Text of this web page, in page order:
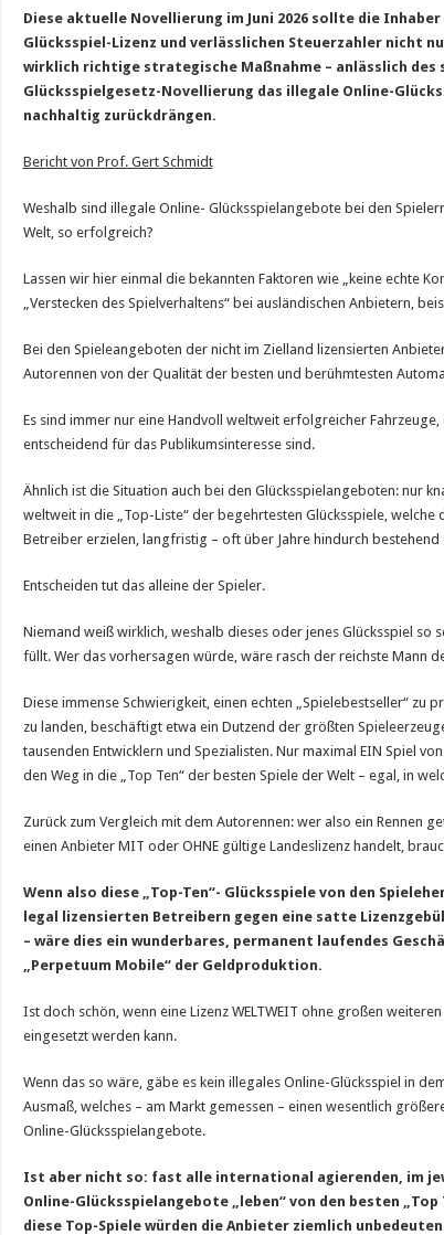
Diese aktuelle Novellierung im Juni 2026 sollte die
Glücksspiel-Lizenz und verlässlichen Steuerzahler nicht
wirklich richtige strategische Maßnahme – anlässlich des
Glücksspielgesetz-Novellierung das illegale Online-
nachhaltig zurückdrängen.
Bericht von Prof. Gert Schmidt
Weshalb sind illegale Online- Glücksspielangebote bei den
Welt, so erfolgreich?
Lassen wir hier einmal die bekannten Faktoren wie „keine echte
„Verstecken des Spielverhaltens“ bei ausländischen Anbietern,
Bei den Spieleangeboten der nicht im Zielland lizensierten
Autorennen von der Qualität der besten und berühmtesten
Es sind immer nur eine Handvoll weltweit erfolgreicher Fahrzeuge,
entscheidend für das Publikumsinteresse sind.
Ähnlich ist die Situation auch bei den Glücksspielangeboten: nur
weltweit in die „Top-Liste“ der begehrtesten Glücksspiele,
Betreiber erzielen, langfristig – oft über Jahre hindurch
Entscheiden tut das alleine der Spieler.
Niemand weiß wirklich, weshalb dieses oder jenes Glücksspiel so
füllt. Wer das vorhersagen würde, wäre rasch der reichste Mann
Diese immense Schwierigkeit, einen echten „Spielebestseller“ zu
zu landen, beschäftigt etwa ein Dutzend der größten
tausenden Entwicklern und Spezialisten. Nur maximal EIN Spiel
den Weg in die „Top Ten“ der besten Spiele der Welt – egal, in
Zurück zum Vergleich mit dem Autorennen: wer also ein Rennen
einen Anbieter MIT oder OHNE gültige Landeslizenz handelt,
Wenn also diese „Top-Ten“- Glücksspiele von den
legal lizensierten Betreibern gegen eine satte
– wäre dies ein wunderbares, permanent laufendes
„Perpetuum Mobile“ der Geldproduktion.
Ist doch schön, wenn eine Lizenz WELTWEIT ohne großen
eingesetzt werden kann.
Wenn das so wäre, gäbe es kein illegales Online-Glücksspiel in
Ausmaß, welches – am Markt gemessen – einen wesentlich
Online-Glücksspielangebote.
Ist aber nicht so: fast alle international agierenden, im
Online-Glücksspielangebote „leben“ von den besten
diese Top-Spiele würden die Anbieter ziemlich